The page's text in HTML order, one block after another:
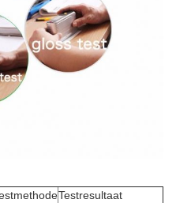
Testresultaat